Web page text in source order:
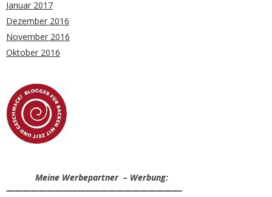
Januar 2017
Dezember 2016
November 2016
Oktober 2016
Meine Werbepartner – Werbung:
——————————————————————-